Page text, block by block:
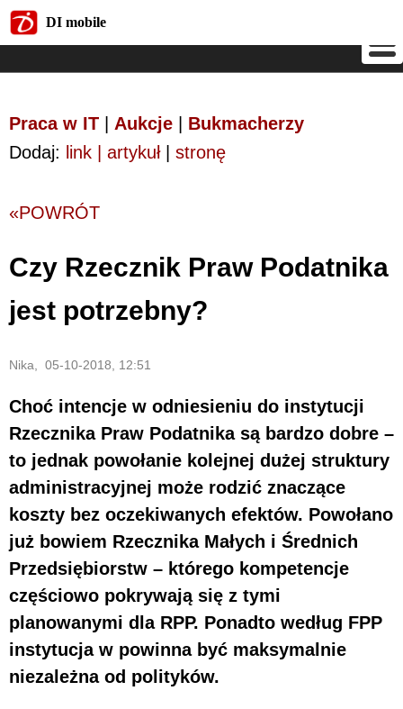
DI mobile
Praca w IT Aukcje
Bukmacherzy
Dodaj: link | artykuł| stronę
«POWRÓT
Czy Rzecznik Praw Podatnika
jest potrzebny?
Nika, 05-10-2018, 12:51
Choć intencje w odniesieniu do instytucji
Rzecznika Praw Podatnika są bardzo dobre –
to jednak powołanie kolejnej dużej struktury
administracyjnej może rodzić znaczące
koszty bez oczekiwanych efektów. Powołano
już bowiem Rzecznika Małych i Średnich
Przedsiębiorstw – którego kompetencje
częściowo pokrywają się z tymi
planowanymi dla RPP. Ponadto według FPP
instytucja w powinna być maksymalnie
niezależna od polityków.
DI mobile